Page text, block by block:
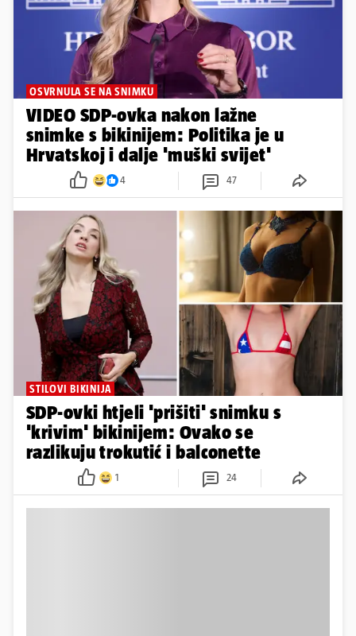
OSVRNULA SE NA SNIMKU
VIDEO SDP-ovka nakon lažne
snimke s bikinijem: Politika je u
Hrvatskoj i dalje 'muški svijet'
4 47
STILOVI BIKINIJA
SDP-ovki htjeli 'prišiti' snimku s
'krivim' bikinijem: Ovako se
razlikuju trokutić i balconette
1 24